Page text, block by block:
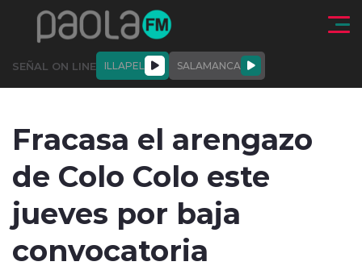
Click acá para ir directamente al contenido
SEÑAL ON LINE ILLAPEL SALAMANCA
modo claro
Fracasa el arengazo
de Colo Colo este
jueves por baja
convocatoria